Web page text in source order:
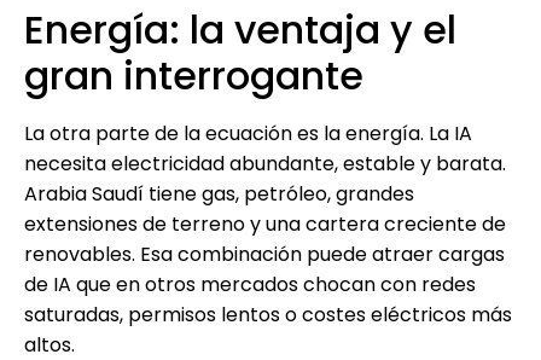
Energía: la ventaja y el
gran interrogante
La otra parte de la ecuación es la energía. La IA
necesita electricidad abundante, estable y barata.
Arabia Saudí tiene gas, petróleo, grandes
extensiones de terreno y una cartera creciente de
renovables. Esa combinación puede atraer cargas
de IA que en otros mercados chocan con redes
saturadas, permisos lentos o costes eléctricos más
altos.